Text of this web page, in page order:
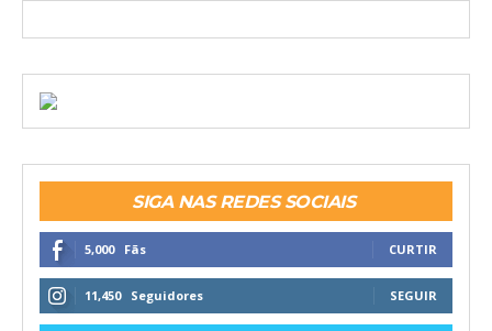
SIGA NAS REDES SOCIAIS
5,000 Fãs CURTIR
11,450 Seguidores SEGUIR